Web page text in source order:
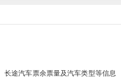
途汽车票余票量及汽车类型等信息